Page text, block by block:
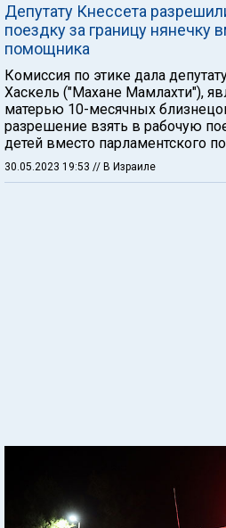
Депутату Кнессета
поездку за границу нянечку
помощника
Комиссия по этике дала
Хаскель ("Махане Мамлахти"),
матерью 10-месячных
разрешение взять в рабочую
детей вместо парламентского
30.05.2023 19:53 // В Израиле